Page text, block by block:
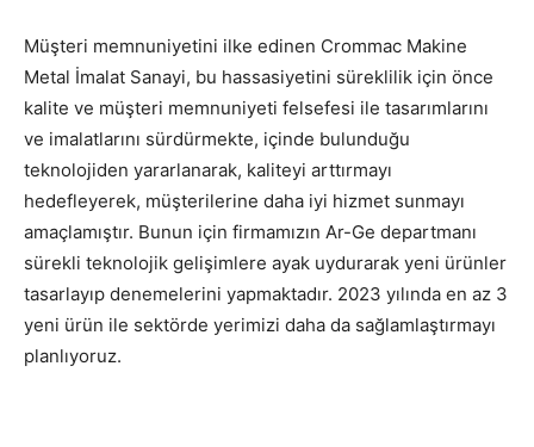
Müşteri memnuniyetini ilke edinen Crommac Makine
Metal İmalat Sanayi, bu hassasiyetini süreklilik için önce
kalite ve müşteri memnuniyeti felsefesi ile tasarımlarını
ve imalatlarını sürdürmekte, içinde bulunduğu
teknolojiden yararlanarak, kaliteyi arttırmayı
hedefleyerek, müşterilerine daha iyi hizmet sunmayı
amaçlamıştır. Bunun için firmamızın Ar-Ge departmanı
sürekli teknolojik gelişimlere ayak uydurarak yeni ürünler
tasarlayıp denemelerini yapmaktadır. 2023 yılında en az 3
yeni ürün ile sektörde yerimizi daha da sağlamlaştırmayı
planlıyoruz.